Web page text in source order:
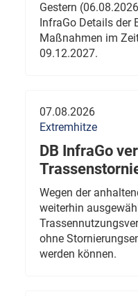
Gestern
InfraGo Details der
Maßnahmen im
09.12.2027.
07.08.2026
Extremhitze
DB InfraGo
Wegen der
weiterhin
ohne
werden können.